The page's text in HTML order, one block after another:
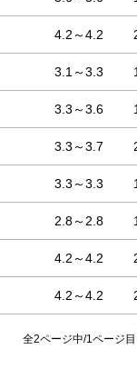
4.2～4.2
3.1～3.3
3.3～3.6
3.3～3.7
3.3～3.3
2.8～2.8
4.2～4.2
4.2～4.2
全2ページ中/1ページ目